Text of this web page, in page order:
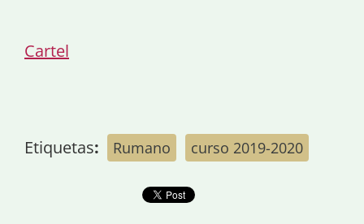
Cartel
Etiquetas: Rumano curso 2019-2020